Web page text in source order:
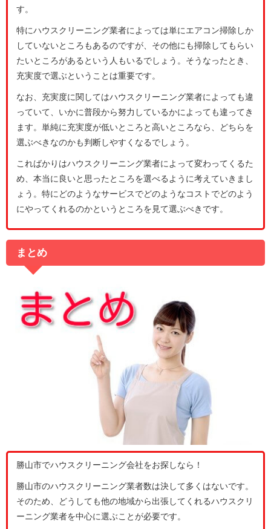
す。
特にハウスクリーニング業者によっては単にエアコン掃除しか
していないところもあるのですが、その他にも掃除してもらい
たいところがあるという人もいるでしょう。そうなったとき、
充実度で選ぶということは重要です。
なお、充実度に関してはハウスクリーニング業者によっても違
っていて、いかに普段から努力しているかによっても違ってき
ます。単純に充実度が低いところと高いところなら、どちらを
選ぶべきなのかも判断しやすくなるでしょう。
こればかりはハウスクリーニング業者によって変わってくるた
め、本当に良いと思ったところを選べるように考えていきまし
ょう。特にどのようなサービスでどのようなコストでどのよう
にやってくれるのかというところを見て選ぶべきです。
まとめ
勝山市でハウスクリーニング会社をお探しなら！
勝山市のハウスクリーニング業者数は決して多くはないです。
そのため、どうしても他の地域から出張してくれるハウスクリ
ーニング業者を中心に選ぶことが必要です。